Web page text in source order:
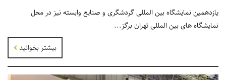
یازدهمین نمایشگاه بین المللی گردشگری و صنایع وابسته نیز در محل
نمایشگاه های بین المللی تهران برگز...
بیشتر بخوانید